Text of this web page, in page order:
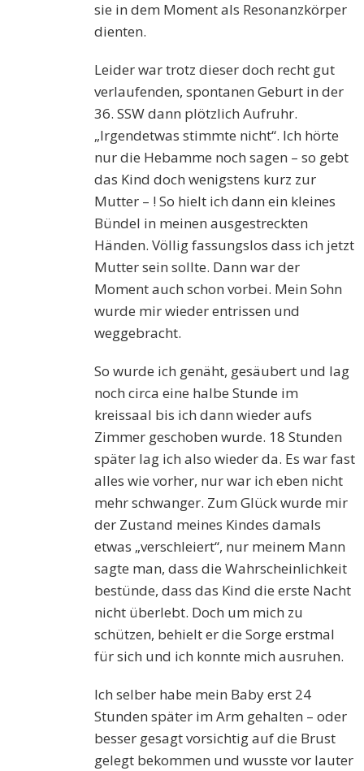
sie in dem Moment als Resonanzkörper
dienten.
Leider war trotz dieser doch recht gut
verlaufenden, spontanen Geburt in der
36. SSW dann plötzlich Aufruhr.
„Irgendetwas stimmte nicht“. Ich hörte
nur die Hebamme noch sagen – so gebt
das Kind doch wenigstens kurz zur
Mutter – ! So hielt ich dann ein kleines
Bündel in meinen ausgestreckten
Händen. Völlig fassungslos dass ich jetzt
Mutter sein sollte. Dann war der
Moment auch schon vorbei. Mein Sohn
wurde mir wieder entrissen und
weggebracht.
So wurde ich genäht, gesäubert und lag
noch circa eine halbe Stunde im
kreissaal bis ich dann wieder aufs
Zimmer geschoben wurde. 18 Stunden
später lag ich also wieder da. Es war fast
alles wie vorher, nur war ich eben nicht
mehr schwanger. Zum Glück wurde mir
der Zustand meines Kindes damals
etwas „verschleiert“, nur meinem Mann
sagte man, dass die Wahrscheinlichkeit
bestünde, dass das Kind die erste Nacht
nicht überlebt. Doch um mich zu
schützen, behielt er die Sorge erstmal
für sich und ich konnte mich ausruhen.
Ich selber habe mein Baby erst 24
Stunden später im Arm gehalten – oder
besser gesagt vorsichtig auf die Brust
gelegt bekommen und wusste vor lauter